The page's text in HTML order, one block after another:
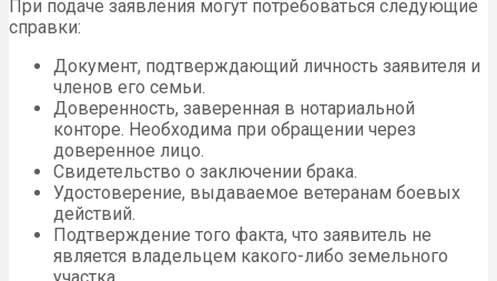
При подаче заявления могут потребоваться следующие
справки:
Документ, подтверждающий личность заявителя и
членов его семьи.
Доверенность, заверенная в нотариальной
конторе. Необходима при обращении через
доверенное лицо.
Свидетельство о заключении брака.
Удостоверение, выдаваемое ветеранам боевых
действий.
Подтверждение того факта, что заявитель не
является владельцем какого-либо земельного